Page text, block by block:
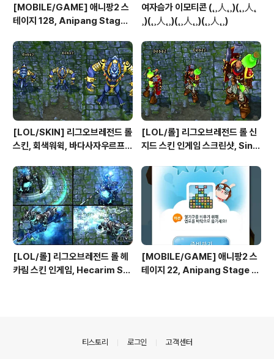
[MOBILE/GAME] 애니팡2 스
테이지 128, Anipang Stage 1
여자슴가 이모티콘 (˛¸人˛¸)(˛¸人˛
¸)(˛¸人˛¸)(˛¸人˛¸)(˛¸人˛¸)
[LOL/SKIN] 리그오브레전드 롤
스킨, 회색워윅, 바다사자우르프,
야성의워윅, 불송곳니워윅, 하이에
나워윅 인게임 스크린샷
[LOL/롤] 리그오브레전드 롤 신
지드 스킨 인게임 스크린샷, Sing
s
[LOL/롤] 리그오브레전드 롤 헤
카림 스킨 인게임, Hecarim Ski
[MOBILE/GAME] 애니팡2 스
테이지 22, Anipang Stage 2
티스토리 로그인 고객센터